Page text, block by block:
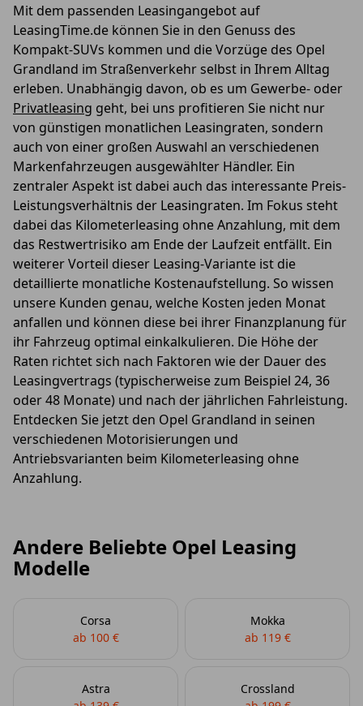
Mit dem passenden Leasingangebot auf
LeasingTime.de können Sie in den Genuss des
Kompakt-SUVs kommen und die Vorzüge des Opel
Grandland im Straßenverkehr selbst in Ihrem Alltag
erleben. Unabhängig davon, ob es um Gewerbe- oder
Privatleasing geht, bei uns profitieren Sie nicht nur
von günstigen monatlichen Leasingraten, sondern
auch von einer großen Auswahl an verschiedenen
Markenfahrzeugen ausgewählter Händler. Ein
zentraler Aspekt ist dabei auch das interessante Preis-
Leistungsverhältnis der Leasingraten. Im Fokus steht
dabei das Kilometerleasing ohne Anzahlung, mit dem
das Restwertrisiko am Ende der Laufzeit entfällt. Ein
weiterer Vorteil dieser Leasing-Variante ist die
detaillierte monatliche Kostenaufstellung. So wissen
unsere Kunden genau, welche Kosten jeden Monat
anfallen und können diese bei ihrer Finanzplanung für
ihr Fahrzeug optimal einkalkulieren. Die Höhe der
Raten richtet sich nach Faktoren wie der Dauer des
Leasingvertrags (typischerweise zum Beispiel 24, 36
oder 48 Monate) und nach der jährlichen Fahrleistung.
Entdecken Sie jetzt den Opel Grandland in seinen
verschiedenen Motorisierungen und
Antriebsvarianten beim Kilometerleasing ohne
Anzahlung.
Andere Beliebte Opel Leasing
Modelle
Corsa
ab 100 €
Mokka
ab 119 €
Astra
Crossland